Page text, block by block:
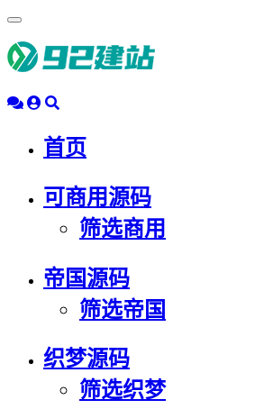
动
导
首页
可商用源码
筛选商用
帝国源码
筛选帝国
织梦源码
筛选织梦